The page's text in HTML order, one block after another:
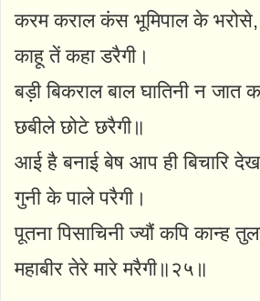
करम कराल कंस भूमिपाल के भरोसे,
काहू तें कहा डरैगी।
बड़ी बिकराल बाल घातिनी न जात
छबीले छोटे छरैगी॥
आई है बनाई बेष आप ही बिचारि
गुनी के पाले परैगी।
पूतना पिसाचिनी ज्यौं कपि कान्ह
महाबीर तेरे मारे मरैगी॥२५॥